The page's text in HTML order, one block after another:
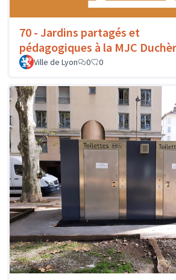
70 - Jardins partagés et
pédagogiques à la MJC
Ville de Lyon 0 0